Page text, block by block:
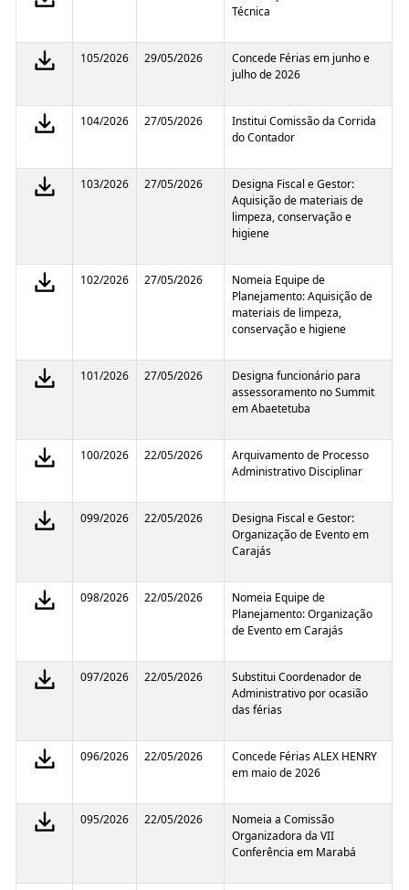
Técnica
105/2026 29/05/2026
Concede Férias em junho e
julho de 2026
104/2026 27/05/2026
Institui Comissão da Corrida
do Contador
103/2026 27/05/2026
Designa Fiscal e Gestor:
Aquisição de materiais de
limpeza, conservação e
higiene
102/2026 27/05/2026
Nomeia Equipe de
Planejamento: Aquisição de
materiais de limpeza,
conservação e higiene
101/2026 27/05/2026
Designa funcionário para
assessoramento no Summit
em Abaetetuba
100/2026 22/05/2026
Arquivamento de Processo
Administrativo Disciplinar
099/2026 22/05/2026
Designa Fiscal e Gestor:
Organização de Evento em
Carajás
098/2026 22/05/2026
Nomeia Equipe de
Planejamento: Organização
de Evento em Carajás
097/2026 22/05/2026
Substitui Coordenador de
Administrativo por ocasião
das férias
096/2026 22/05/2026
Concede Férias ALEX HENRY
em maio de 2026
095/2026 22/05/2026
Nomeia a Comissão
Organizadora da VII
Conferência em Marabá